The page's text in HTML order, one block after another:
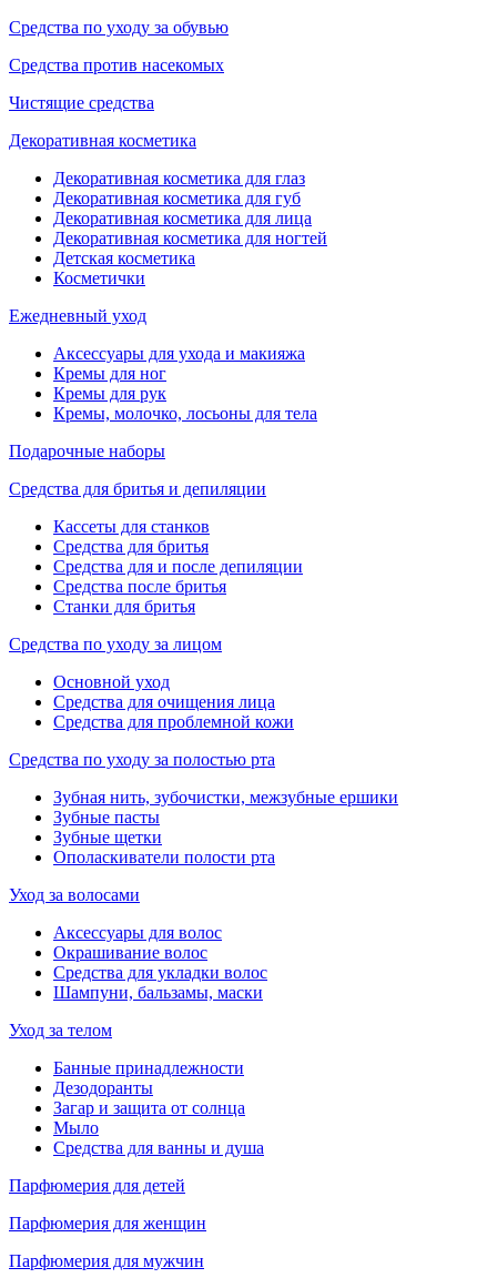
Средства по уходу за обувью
Средства против насекомых
Чистящие средства
Декоративная косметика
Декоративная косметика для глаз
Декоративная косметика для губ
Декоративная косметика для лица
Декоративная косметика для ногтей
Детская косметика
Косметички
Ежедневный уход
Аксессуары для ухода и макияжа
Кремы для ног
Кремы для рук
Кремы, молочко, лосьоны для тела
Подарочные наборы
Средства для бритья и депиляции
Кассеты для станков
Средства для бритья
Средства для и после депиляции
Средства после бритья
Станки для бритья
Средства по уходу за лицом
Основной уход
Средства для очищения лица
Средства для проблемной кожи
Средства по уходу за полостью рта
Зубная нить, зубочистки, межзубные ершики
Зубные пасты
Зубные щетки
Ополаскиватели полости рта
Уход за волосами
Аксессуары для волос
Окрашивание волос
Средства для укладки волос
Шампуни, бальзамы, маски
Уход за телом
Банные принадлежности
Дезодоранты
Загар и защита от солнца
Мыло
Средства для ванны и душа
Парфюмерия для детей
Парфюмерия для женщин
Парфюмерия для мужчин